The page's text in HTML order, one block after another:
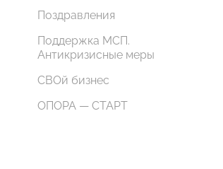
Поздравления
Поддержка МСП.
Антикризисные меры
СВОй бизнес
ОПОРА — СТАРТ